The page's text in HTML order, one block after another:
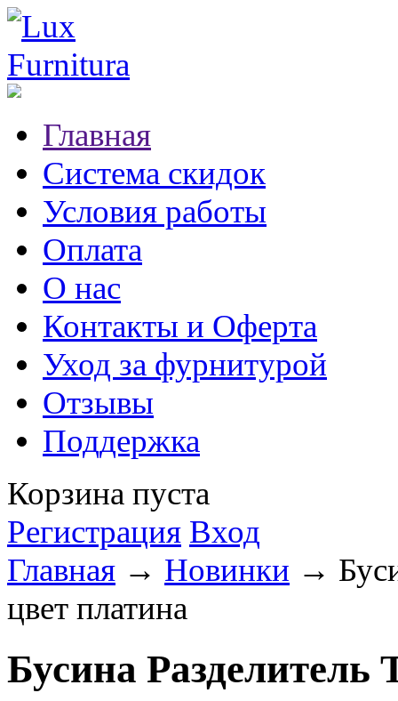
Главная
Система скидок
Условия работы
Оплата
О нас
Контакты и Оферта
Уход за фурнитурой
Отзывы
Поддержка
Корзина пуста
Регистрация Вход
Главная → Новинки →
цвет платина
Бусина Разделитель